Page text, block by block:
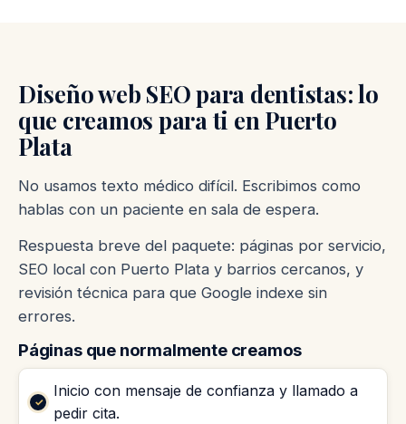
Diseño web SEO para dentistas: lo
que creamos para ti en Puerto
Plata
No usamos texto médico difícil. Escribimos como
hablas con un paciente en sala de espera.
Respuesta breve del paquete: páginas por servicio,
SEO local con Puerto Plata y barrios cercanos, y
revisión técnica para que Google indexe sin
errores.
Páginas que normalmente creamos
Inicio con mensaje de confianza y llamado a
pedir cita.